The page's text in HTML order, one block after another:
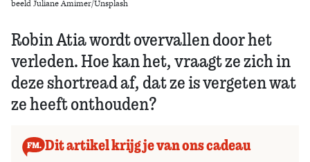
beeld Juliane Amimer/Unsplash
Robin Atia wordt overvallen door het
verleden. Hoe kan het, vraagt ze zich in
deze shortread af, dat ze is vergeten wat
ze heeft onthouden?
Dit artikel krijg je van ons cadeau